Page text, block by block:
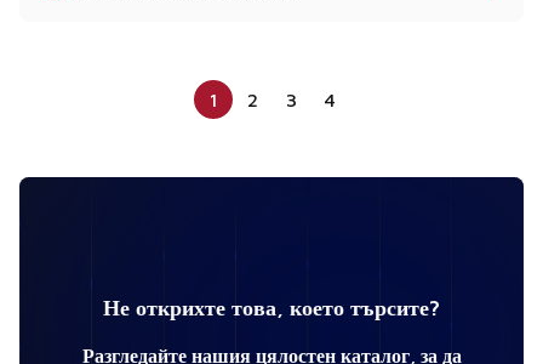
1 2 3 4
Не открихте това, което търсите?
Разгледайте нашия цялостен каталог, за да